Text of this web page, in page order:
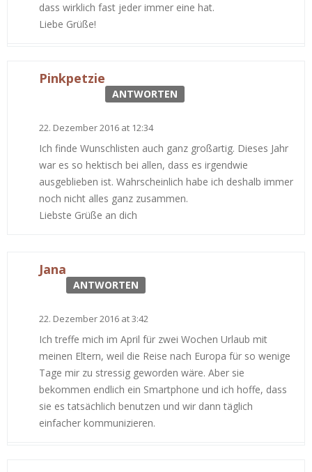
dass wirklich fast jeder immer eine hat.
Liebe Grüße!
Pinkpetzie
ANTWORTEN
22. Dezember 2016 at 12:34
Ich finde Wunschlisten auch ganz großartig. Dieses Jahr
war es so hektisch bei allen, dass es irgendwie
ausgeblieben ist. Wahrscheinlich habe ich deshalb immer
noch nicht alles ganz zusammen.
Liebste Grüße an dich
Jana
ANTWORTEN
22. Dezember 2016 at 3:42
Ich treffe mich im April für zwei Wochen Urlaub mit
meinen Eltern, weil die Reise nach Europa für so wenige
Tage mir zu stressig geworden wäre. Aber sie
bekommen endlich ein Smartphone und ich hoffe, dass
sie es tatsächlich benutzen und wir dann täglich
einfacher kommunizieren.